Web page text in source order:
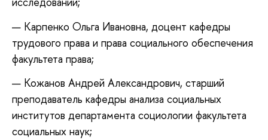
Карпенко Ольга Ивановна, доцент кафедры
трудового права и права социального обеспечения
факультета права;
Кожанов Андрей Александрович, старший
преподаватель кафедры анализа социальных
институтов департамента социологии факультета
социальных наук;